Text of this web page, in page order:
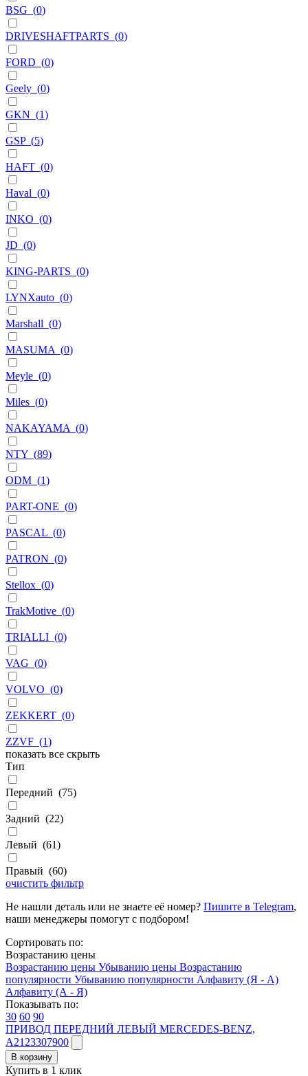
BSG (0)
DRIVESHAFTPARTS (0)
FORD (0)
Geely (0)
GKN (1)
GSP (5)
HAFT (0)
Haval (0)
INKO (0)
JD (0)
KING-PARTS (0)
LYNXauto (0)
Marshall (0)
MASUMA (0)
Meyle (0)
Miles (0)
NAKAYAMA (0)
NTY (89)
ODM (1)
PART-ONE (0)
PASCAL (0)
PATRON (0)
Stellox (0)
TrakMotive (0)
TRIALLI (0)
VAG (0)
VOLVO (0)
ZEKKERT (0)
ZZVF (1)
показать все скрыть
Тип
Передний (75)
Задний (22)
Левый (61)
Правый (60)
очистить фильтр
Не нашли деталь или не знаете её номер? Пишите в Telegram,
наши менеджеры помогут с подбором!
Сортировать по:
Возрастанию цены
Возрастанию цены Убыванию цены Возрастанию
популярности Убыванию популярности Алфавиту (Я - А)
Алфавиту (А - Я)
Показывать по:
30 60 90
ПРИВОД ПЕРЕДНИЙ ЛЕВЫЙ MERCEDES-BENZ,
A2123307900
В корзину
Купить в 1 клик